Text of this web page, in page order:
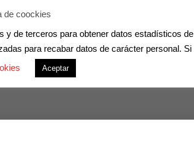
CURSOS ONLINE MASCOTIENDA
de coockies
de terceros para obtener datos estadísticos
para recabar datos de carácter personal.
Aceptar